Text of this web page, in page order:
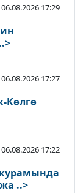
06.08.2026 17:29
06.08.2026 17:27
Көлгө
06.08.2026 17:22
..>